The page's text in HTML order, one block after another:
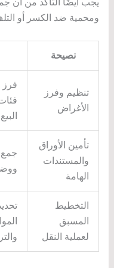
ومحمية ضد الكسر أو
نصيحة
تنظيم وفرز
الأغراض
فرز
تأمين الأوراق
والمستندات
الهامة
جمع
التخطيط
المسبق
لعملية النقل